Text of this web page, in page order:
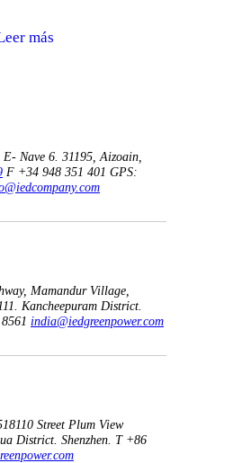
más
Nave 6. 31195, Aizoain,
F +34 948 351 401 GPS:
Mamandur Village,
Kancheepuram District.
india@iedgreenpower.com
Street Plum View
District. Shenzhen. T +86